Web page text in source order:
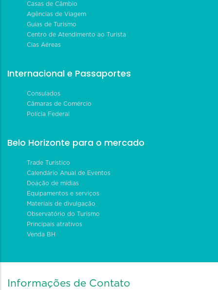
Casas de Câmbio
Agências de Viagem
Guias de Turismo
Centro de Atendimento ao Turista
Cias Aéreas
Internacional e Passaportes
Consulados
Câmaras de Comércio
Polícia Federal
Belo Horizonte para o mercado
Trade Turístico
Calendário Anual de Eventos
Doação de mídias
Equipamentos e serviços
Materiais de divulgação
Observatório do Turismo
Principais atrativos
Venda BH
Informações de Contato